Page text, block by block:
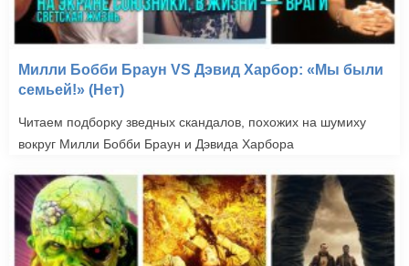
Милли Бобби Браун VS Дэвид Харбор: «Мы были
семьей!» (Нет)
Читаем подборку зведных скандалов, похожих на шумиху
вокруг Милли Бобби Браун и Дэвида Харбора